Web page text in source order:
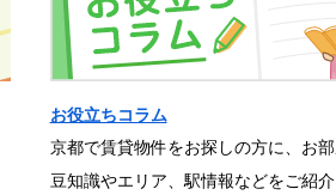
お役立ちコラム
京都で賃貸物件をお探しの方に、お
豆知識やエリア、駅情報などをご紹介